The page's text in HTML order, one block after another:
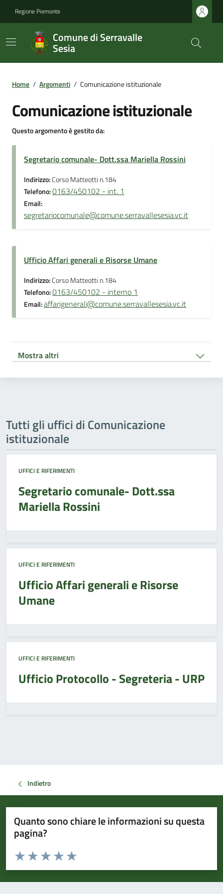
Regione Piemonte
Comune di Serravalle
Sesia
Home / Argomenti / Comunicazione istituzionale
Comunicazione istituzionale
Questo argomento è gestito da:
Segretario comunale- Dott.ssa Mariella Rossini
Indirizzo:Corso Matteotti n.184
Telefono:0163/450102 - int. 1
Email:
segretariocomunale@comune.serravallesesia.vc.it
Ufficio Affari generali e Risorse Umane
Indirizzo:Corso Matteotti n.184
Telefono:0163/450102 - interno 1
Email:affarigenerali@comune.serravallesesia.vc.it
Mostra altri
Tutti gli uffici di Comunicazione
istituzionale
UFFICI E RIFERIMENTI
Segretario comunale- Dott.ssa
Mariella Rossini
UFFICI E RIFERIMENTI
Ufficio Affari generali e Risorse
Umane
UFFICI E RIFERIMENTI
Ufficio Protocollo - Segreteria - URP
Indietro
Quanto sono chiare le informazioni su questa
pagina?
Valuta da 1 a 5 stelle la pagina
Valuta 5 stelle su 5
Valuta 4 stelle su 5
Valuta 3 stelle su 5
Valuta 2 stelle su 5
Valuta 1 stelle su 5